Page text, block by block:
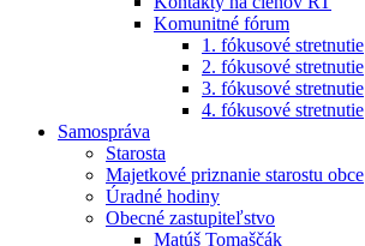
Komunitné fórum
1. fókusové stretnutie
2. fókusové stretnutie
3. fókusové stretnutie
4. fókusové stretnutie
Samospráva
Starosta
Majetkové priznanie starostu obce
Úradné hodiny
Obecné zastupiteľstvo
Matúš Tomaščák